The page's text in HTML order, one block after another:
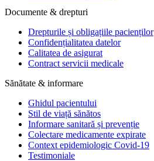
Documente & drepturi
Drepturile și obligațiile pacienților
Confidențialitatea datelor
Calitatea de asigurat
Contract servicii medicale
Sănătate & informare
Ghidul pacientului
Stil de viață sănătos
Informare sanitară și prevenție
Colectare medicamente expirate
Context epidemiologic Covid-19
Testimoniale